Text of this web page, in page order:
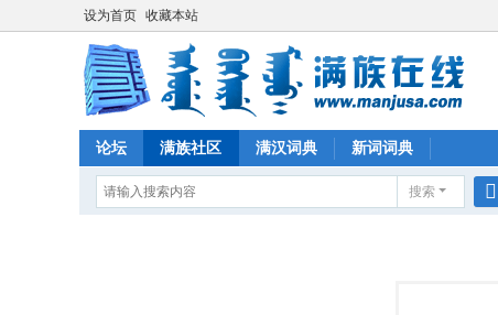
设为首页 收藏本站
论坛 满族社区 满汉词典 新词词典
搜索